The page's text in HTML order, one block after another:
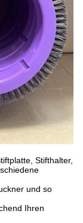
Stifthalter,
und so
Ihren